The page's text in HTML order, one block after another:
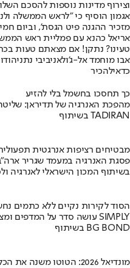
וצירוף מדינות נוספות להסכם
אגמון הוסיף כי "לראש הממשלה
מזכיר ההגנה פיט הגסת', וביום
אריאל כהנא עם פמליית ראש
טעינו? נתקן! אם מצאתם טעות
אבו מוחמד אל-ג'ולאניביבי נתניהו
כדאילהכיר
כך תחסכו בחשמל בלי להזיע
מהפכת האנרגיה של תדיראן:
בשיתוף TADIRAN
מבטיחים רציפות אנרגטית
פסגת האנרגיה במעמד שגריר
בשיתוף המכון הישראלי לאנרגיה
הסוד לקירות נקיים ללא כתמים
מומחה BG BOND עושה סדר על המדפים ומציג את מותג הצבע SIMPLY
בשיתוף BG BOND
מונדיאל 2026: הטוטו משנה את הכללים